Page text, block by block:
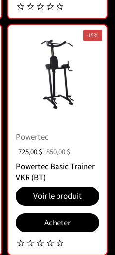
Powertec
Prix soldé :
725,00 $ Prix normal :
850,00 $
Powertec Basic Trainer
VKR (BT)
Voir le produit
Acheter
-15%